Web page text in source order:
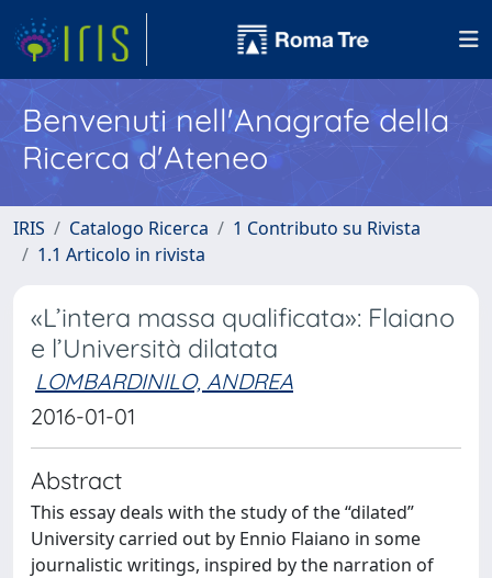
Benvenuti nell'Anagrafe della
Ricerca d'Ateneo
IRIS Catalogo Ricerca
1 Contributo su Rivista
1.1 Articolo in rivista
«L’intera massa qualificata»: Flaiano
e l’Università dilatata
LOMBARDINILO, ANDREA
2016-01-01
Abstract
This essay deals with the study of the “dilated”
University carried out by Ennio Flaiano in some
journalistic writings, inspired by the narration of